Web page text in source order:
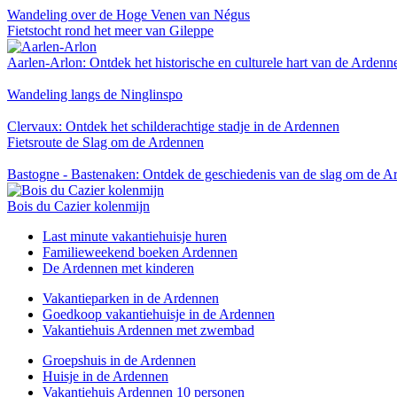
Wandeling over de Hoge Venen van Négus
Fietstocht rond het meer van Gileppe
Aarlen-Arlon: Ontdek het historische en culturele hart van de
Wandeling langs de Ninglinspo
Clervaux: Ontdek het schilderachtige stadje in de Ardennen
Fietsroute de Slag om de Ardennen
Bastogne - Bastenaken: Ontdek de geschiedenis van de slag om de
Bois du Cazier kolenmijn
Last minute vakantiehuisje huren
Familieweekend boeken Ardennen
De Ardennen met kinderen
Vakantieparken in de Ardennen
Goedkoop vakantiehuisje in de Ardennen
Vakantiehuis Ardennen met zwembad
Groepshuis in de Ardennen
Huisje in de Ardennen
Vakantiehuis Ardennen 10 personen